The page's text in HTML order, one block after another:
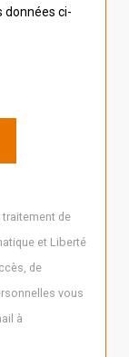
données ci-
de
et Liberté
de
vous
à